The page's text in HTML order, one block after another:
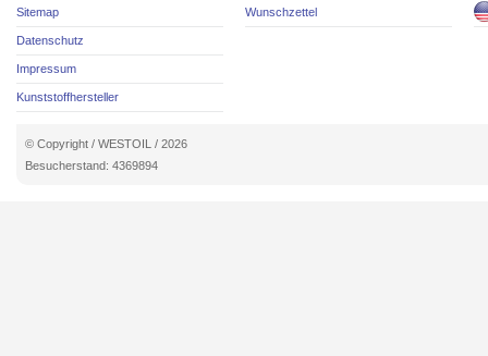
Sitemap
Datenschutz
Impressum
Kunststoffhersteller
Wunschzettel
© Copyright / WESTOIL / 2026
Besucherstand: 4369894